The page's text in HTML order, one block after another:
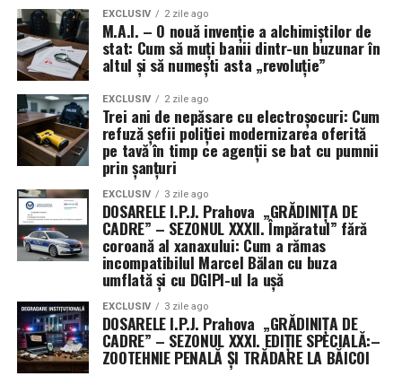
EXCLUSIV 2 zile ago
M.A.I. – O nouă invenție a alchimiștilor de
stat: Cum să muți banii dintr-un buzunar în
altul și să numești asta „revoluție”
EXCLUSIV 2 zile ago
Trei ani de nepăsare cu electroșocuri: Cum
refuză șefii poliției modernizarea oferită
pe tavă în timp ce agenții se bat cu pumnii
prin șanțuri
EXCLUSIV 3 zile ago
DOSARELE I.P.J. Prahova „GRĂDINIȚA DE
CADRE” – SEZONUL XXXII. Împăratul” fără
coroană al xanaxului: Cum a rămas
incompatibilul Marcel Bălan cu buza
umflată și cu DGIPI-ul la ușă
EXCLUSIV 3 zile ago
DOSARELE I.P.J. Prahova „GRĂDINIȚA DE
CADRE” – SEZONUL XXXI. EDIȚIE SPECIALĂ:–
ZOOTEHNIE PENALĂ ȘI TRĂDARE LA BĂICOI